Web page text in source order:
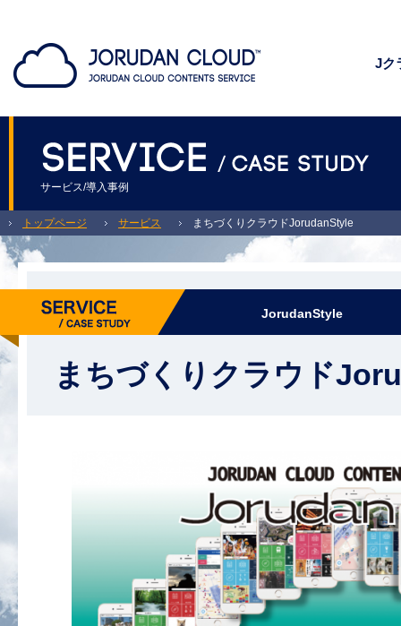
Jク
サービス/導入事例
トップページ サービス まちづくりクラウドJorudanStyle
JorudanStyle
まちづくりクラウド